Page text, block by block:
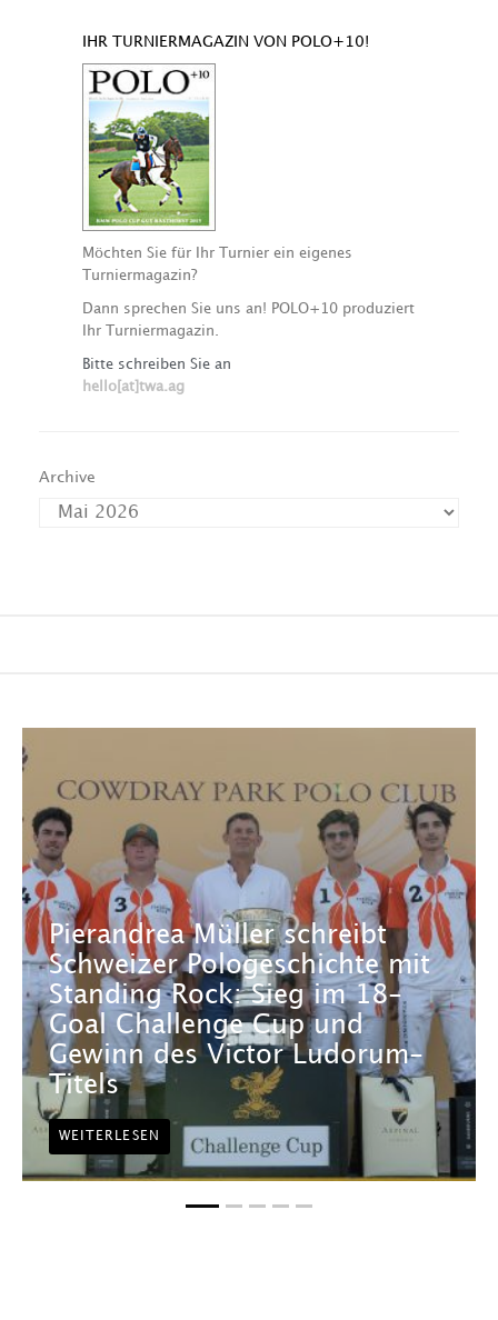
IHR TURNIERMAGAZIN VON POLO+10!
Möchten Sie für Ihr Turnier ein eigenes
Turniermagazin?
Dann sprechen Sie uns an! POLO+10 produziert
Ihr Turniermagazin.
Bitte schreiben Sie an
hello[at]twa.ag
Archive
Pierandrea Müller schreibt
Schweizer Pologeschichte mit
Standing Rock: Sieg im 18-
Goal Challenge Cup und
Gewinn des Victor Ludorum-
Titels
WEITERLESEN